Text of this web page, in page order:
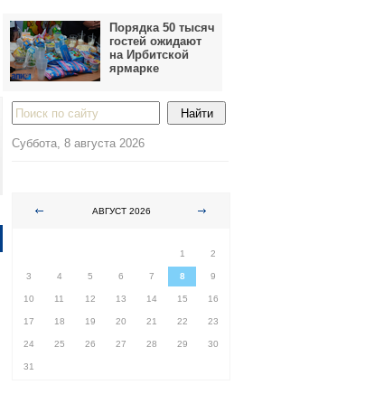
Порядка 50 тысяч
гостей ожидают
на Ирбитской
ярмарке
Суббота, 8 августа 2026
АВГУСТ 2026
1
2
3 4 5 6 7 8 9
10 11 12 13 14 15 16
17 18 19 20 21 22 23
24 25 26 27 28 29 30
31